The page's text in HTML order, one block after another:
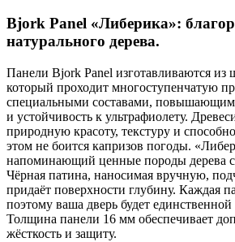
Bjork Panel «Либерика»:
натурального дерева.
Панели Bjork Panel изготавливаются из
который проходит многоступенчатую
специальными составами,
и устойчивость к ультрафиолету.
природную красоту, текстуру и
этом не боится капризов погоды.
напоминающий ценные породы дерева с
Чёрная патина, наносимая вручную,
придаёт поверхности глубину. Каждая
поэтому ваша дверь будет единственной
Толщина панели 16 мм обеспечивает
жёсткость и защиту.